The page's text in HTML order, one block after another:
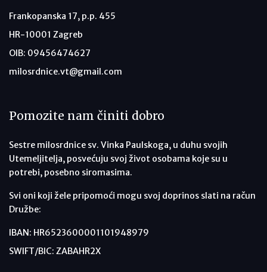
Frankopanska 17, p.p. 455
HR-10001 Zagreb
OIB: 09456474627
milosrdnice.vt@gmail.com
Pomozite nam činiti dobro
Sestre milosrdnice sv. Vinka Paulskoga, u duhu svojih
Utemeljitelja, posvećuju svoj život osobama koje su u
potrebi, posebno siromasima.
Svi oni koji žele pripomoći mogu svoj doprinos slati na račun
Družbe:
IBAN: HR6523600001101948979
SWIFT/BIC: ZABAHR2X